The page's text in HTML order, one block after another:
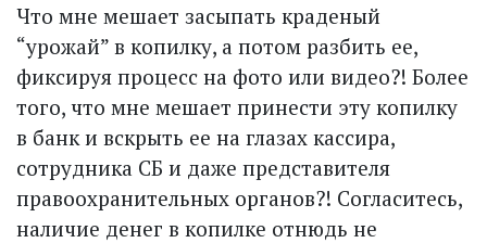
Что мне мешает засыпать краденый
“урожай” в копилку, а потом разбить ее,
фиксируя процесс на фото или видео?! Более
того, что мне мешает принести эту копилку
в банк и вскрыть ее на глазах кассира,
сотрудника СБ и даже представителя
правоохранительных органов?! Согласитесь,
наличие денег в копилке отнюдь не